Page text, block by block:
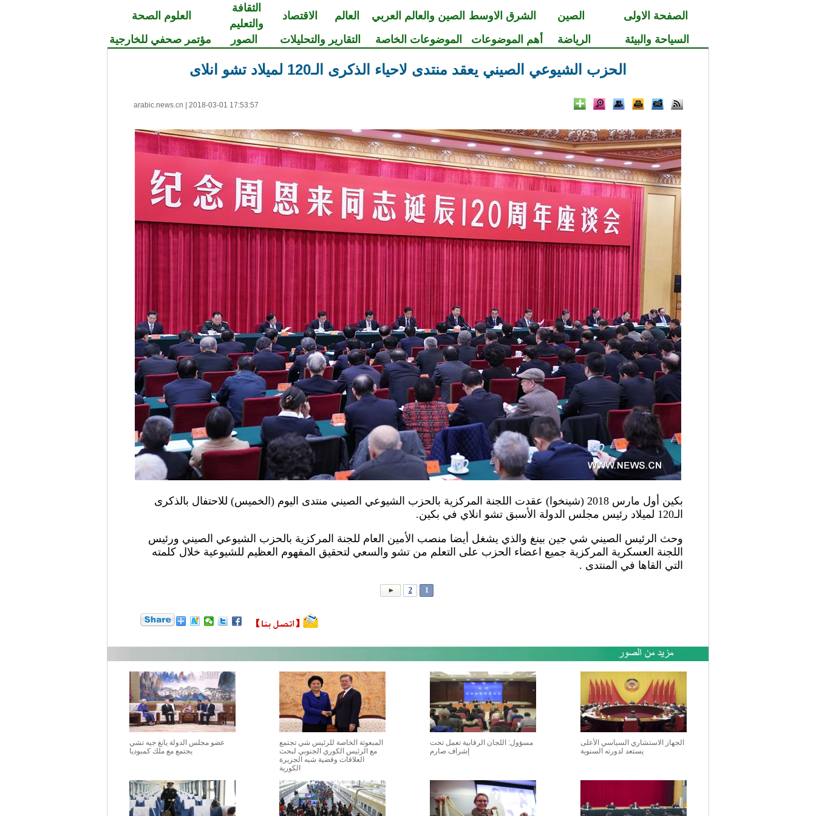
الصفحة الاولى الصين الشرق الاوسط الصين والعالم العربي العالم الاقتصاد
الثقافة
والتعليم
العلوم الصحة
السياحة والبيئة
الرياضة أهم الموضوعات الموضوعات الخاصة التقارير والتحليلات الصور مؤتمر صحفي للخارجية
الحزب الشيوعي الصيني يعقد منتدى لاحياء الذكرى الـ120 لميلاد تشو انلاى
arabic.news.cn 2018-03-01 17:53:57
بكين أول مارس 2018 (شينخوا) عقدت اللجنة المركزية بالحزب الشيوعي الصيني منتدى اليوم (الخميس) للاحتفال بالذكرى
الـ120 لميلاد رئيس مجلس الدولة الأسبق تشو انلاي في بكين.
وحث الرئيس الصيني شي جين بينغ والذي يشغل أيضا منصب الأمين العام للجنة المركزية بالحزب الشيوعي الصيني ورئيس
اللجنة العسكرية المركزية جميع اعضاء الحزب على التعلم من تشو والسعي لتحقيق المفهوم العظيم للشيوعية خلال كلمته
التي القاها في المنتدى .
1
2
الجهاز الاستشاري السياسي الأعلى
يستعد لدورته السنوية
مسؤول: اللجان الرقابية تعمل تحت
إشراف صارم
المبعوثة الخاصة للرئيس شي تجتمع
مع الرئيس الكوري الجنوبي لبحث
العلاقات وقضية شبه الجزيرة
الكورية
عضو مجلس الدولة يانغ جيه تشي
يجتمع مع ملك كمبوديا